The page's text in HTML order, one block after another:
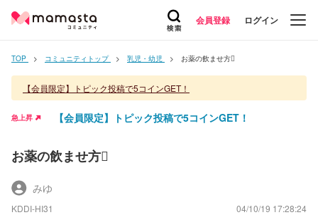
会員登録 ログイン
TOP コミュニティトップ 乳児・幼児 お薬の飲ませ方
【会員限定】トピック投稿で5コインGET！
急上昇 【会員限定】トピック投稿で5コインGET！
お薬の飲ませ方
みゆ
KDDI-HI31 04/10/19 17:28:24